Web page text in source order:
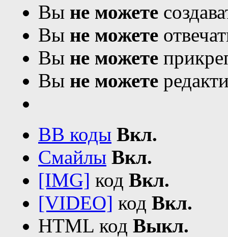
Вы не можете
Вы не можете
Вы не можете
Вы не можете
BB коды Вкл.
Смайлы Вкл.
[IMG] код Вкл.
[VIDEO] код Вкл.
HTML код Выкл.